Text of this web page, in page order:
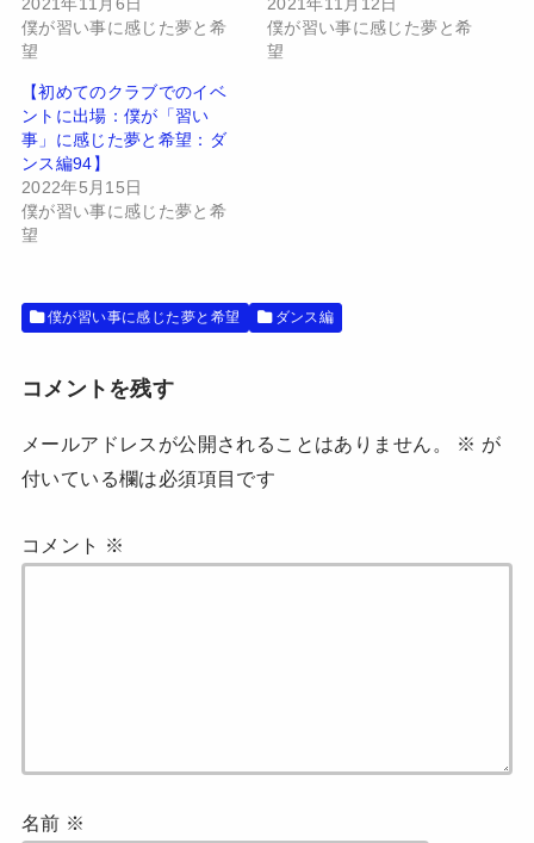
共
有
(
い
ウ
ィ
ン
ド
ウ
で
開
き
は
ク
リ
し
て
く
だ
さ
(
新
し
ウ
で
開
す
僕が習い事に感じた夢と希
望
僕が習い事に感じた夢と希
望
【初めてのクラブでのイベ
ントに出場：僕が「習い
事」に感じた夢と希望：ダ
ンス編94】
2022年5月15日
僕が習い事に感じた夢と希
望
僕が習い事に感じた夢と希望 ダンス編
コメントを残す
メールアドレスが公開されることはありません。 ※ が
付いている欄は必須項目です
コメント ※
名前 ※